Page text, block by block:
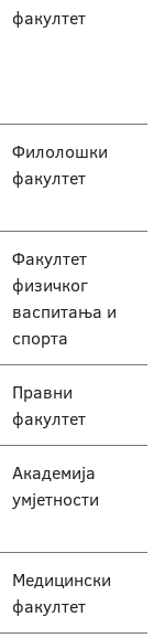
факултет
Филолошки
факултет
Факултет
физичког
васпитања и
спорта
Правни
факултет
Академија
умјетности
Медицински
факултет